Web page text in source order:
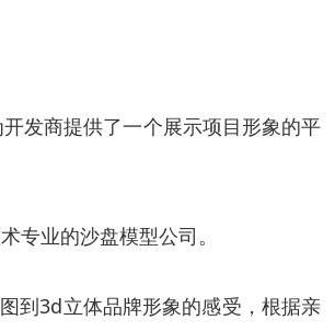
发商提供了一个展示项目形象的平
专业的沙盘模型公司。
到3d立体品牌形象的感受，根据亲